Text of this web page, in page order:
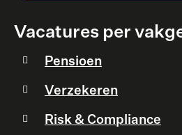
Vacatures per
Pensioen
Verzekeren
Risk & Compliance